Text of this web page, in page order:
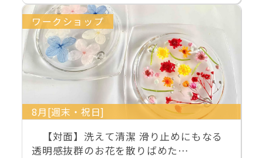
ワークショップ
8月[週末・祝日]
【対面】洗えて清潔 滑り止めにもなる
透明感抜群のお花を散りばめた…